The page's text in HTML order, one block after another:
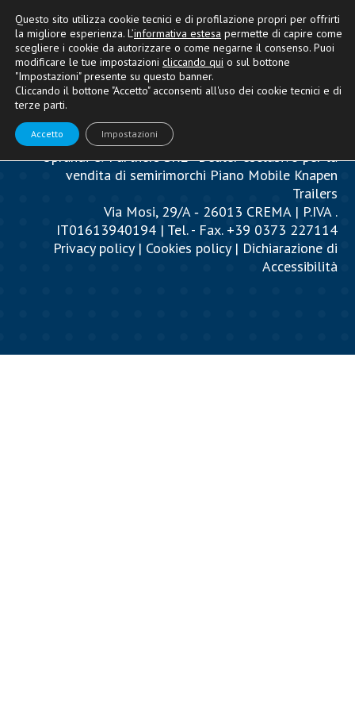
Oprandi & Partners SRL - Dealer esclusivo per la
vendita di semirimorchi Piano Mobile Knapen
Trailers
Via Mosi, 29/A ‐ 26013 CREMA | P.IVA .
IT01613940194 | Tel. - Fax. +39 0373 227114
Privacy policy| Cookies policy| Dichiarazione di
Accessibilità
Questo sito utilizza cookie tecnici e di profilazione propri per offrirti
la migliore esperienza. L’informativa estesa permette di capire come
scegliere i cookie da autorizzare o come negarne il consenso. Puoi
modificare le tue impostazioni cliccando qui o sul bottone
"Impostazioni" presente su questo banner.
Cliccando il bottone "Accetto" acconsenti all'uso dei cookie tecnici e di
terze parti.
Accetto Impostazioni